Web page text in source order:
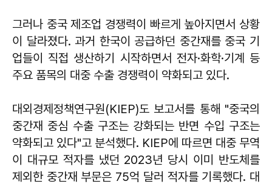
그러나 중국 제조업 경쟁력이 빠르게 높아지면서 상황
이 달라졌다. 과거 한국이 공급하던 중간재를 중국 기
업들이 직접 생산하기 시작하면서 전자·화학·기계 등
주요 품목의 대중 수출 경쟁력이 약화되고 있다.
대외경제정책연구원(KIEP)도 보고서를 통해 "중국의
중간재 중심 수출 구조는 강화되는 반면 수입 구조는
약화되고 있다"고 분석했다. KIEP에 따르면 대중 무역
이 대규모 적자를 냈던 2023년 당시 이미 반도체를
제외한 중간재 부문은 75억 달러 적자를 기록했다. 대